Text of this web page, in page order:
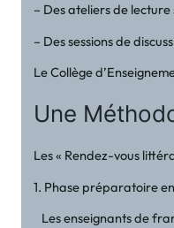
– Des ateliers de
– Des sessions de
Le Collège
Une
Les « Rendez-vous
1. Phase préparatoire
Les enseignants de